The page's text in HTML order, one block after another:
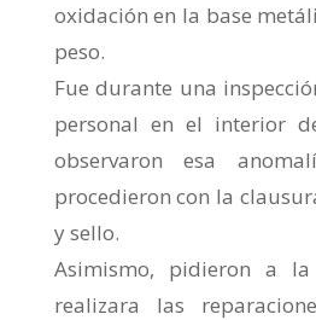
oxidación en la base
peso.
Fue durante una
personal en el interior
observaron esa
procedieron con la
y sello.
Asimismo, pidieron a
realizara las